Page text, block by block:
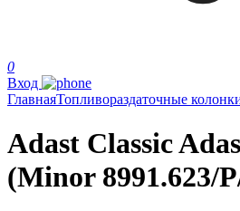
0
Вход
ГлавнаяТопливораздаточные
Adast Classic
(Minor 8991.623/